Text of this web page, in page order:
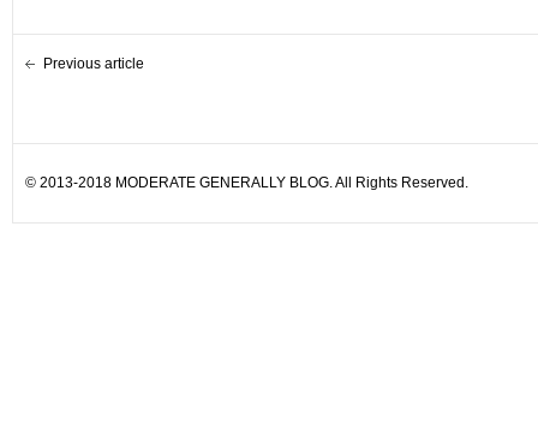
Previous article
© 2013-2018 MODERATE GENERALLY BLOG. All Rights Reserved.